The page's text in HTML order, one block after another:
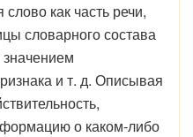
как часть речи,
словарного состава
и т. д. Описывая
о каком-либо